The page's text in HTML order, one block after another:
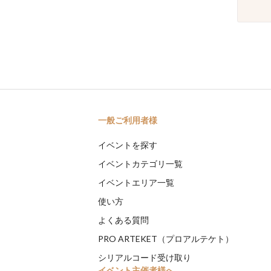
一般ご利用者様
イベントを探す
イベントカテゴリ一覧
イベントエリア一覧
使い方
よくある質問
PRO ARTEKET（プロアルテケト）
シリアルコード受け取り